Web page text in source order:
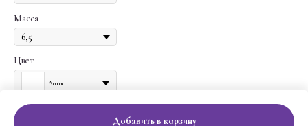
Масса
Цвет
Лотос
Добавить в корзину